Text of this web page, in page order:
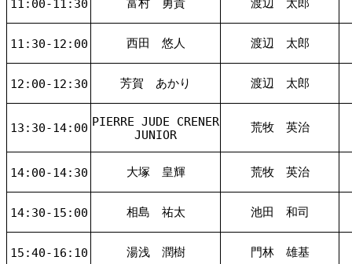
11:00-11:30 富村 勇貴 渡辺 太郎
11:30-12:00 西田 悠人 渡辺 太郎
12:00-12:30 芳賀 あかり 渡辺 太郎
13:30-14:00 PIERRE JUDE CRENER
JUNIOR
荒牧 英治
14:00-14:30 大塚 皇輝 荒牧 英治
14:30-15:00 相島 祐太 池田 和司
15:40-16:10 湯浅 潤樹 門林 雄基